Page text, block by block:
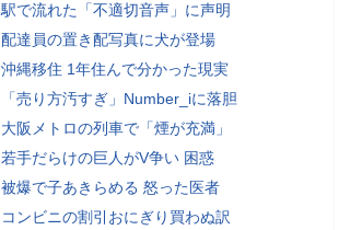
駅で流れた「不適切音声」に声明
配達員の置き配写真に犬が登場
沖縄移住 1年住んで分かった現実
「売り方汚すぎ」Number_iに落胆
大阪メトロの列車で「煙が充満」
若手だらけの巨人がV争い 困惑
被爆で子あきらめる 怒った医者
コンビニの割引おにぎり買わぬ訳